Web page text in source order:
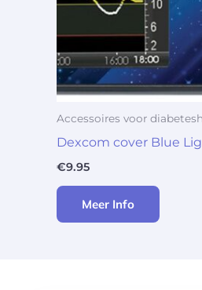
Accessoires voor
Dexcom cover Blue
€9.95
Meer Info